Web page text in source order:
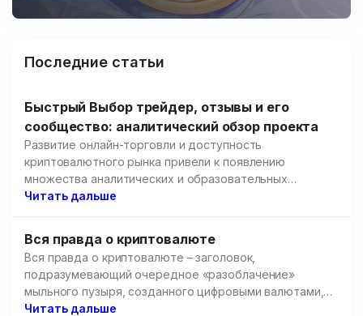
Последние статьи
Быстрый Выбор трейдер, отзывы и его
сообщество: аналитический обзор проекта
Развитие онлайн-торговли и доступность
криптовалютного рынка привели к появлению
множества аналитических и образовательных
площадок.
Читать дальше
Вся правда о криптовалюте
Вся правда о криптовалюте – заголовок,
подразумевающий очередное «разоблачение»
мыльного пузыря, созданного цифровыми валютами,
но речь пойдет не об этом.
Читать дальше